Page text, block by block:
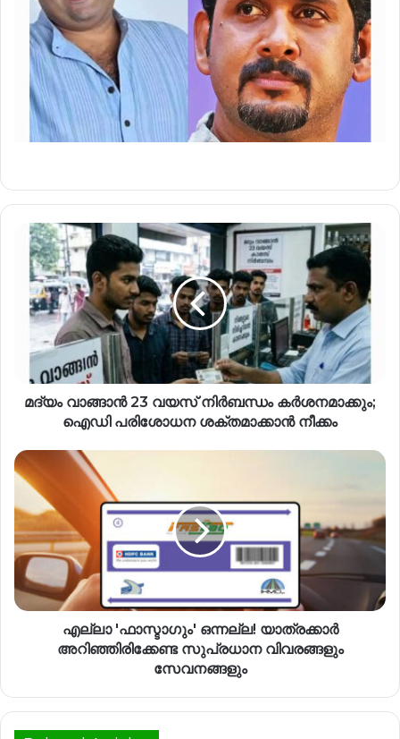
മദ്യം വാങ്ങാൻ 23 വയസ് നിർബന്ധം കർശനമാക്കും;
ഐഡി പരിശോധന ശക്തമാക്കാൻ നീക്കം
എല്ലാ 'ഫാസ്ടാഗും' ഒന്നല്ല! യാത്രക്കാർ
അറിഞ്ഞിരിക്കേണ്ട സുപ്രധാന വിവരങ്ങളും
സേവനങ്ങളും